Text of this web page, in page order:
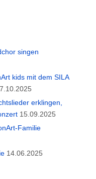
singen
kids mit dem SILA
erklingen,
15.09.2025
Familie
14.06.2025